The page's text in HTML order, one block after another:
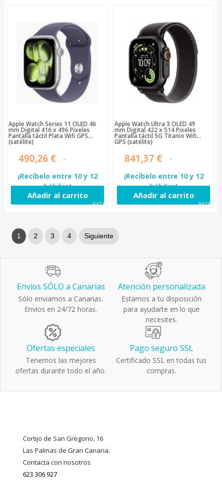
Apple Watch Series 11 OLED 46
mm Digital 416 x 496 Pixeles
Pantalla táctil Plata Wifi GPS
(satélite)
490,26 €
¡Recíbelo entre 10 y 12
hábiles!
Añadir al carrito
94714
Apple Watch Ultra 3 OLED 49
mm Digital 422 x 514 Pixeles
Pantalla táctil 5G Titanio Wifi
GPS (satélite)
841,37 €
¡Recíbelo entre 10 y 12
hábiles!
Añadir al carrito
94199
1 2 3 4 Siguiente
Envíos SÓLO a Canarias
Sólo enviamos a Canarias.
Envíos en 24/72 horas.
Atención personalizada
Estamos a tu disposición
para ayudarte en lo que
necesites.
Ofertas especiales
Tenemos las mejores
ofertas durante todo el año.
Pago seguro SSL
Certificado SSL en todas tus
compras.
Cortijo de San Gregorio, 16
Las Palmas de Gran Canaria.
Contacta con nosotros
623 306 927